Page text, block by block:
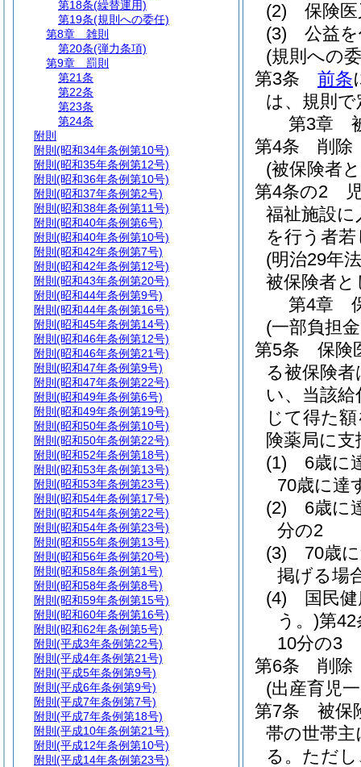
(2)
保険
(3)
公益
(規則への
第3条
前条
は、規則
第3章
第4条
削除
(被保険者
第4条の2
福祉施設に
を行う者
(明治29年
被保険者
第4章
(一部負担
第5条
保険
る被保険
い、当該
じて得た
険薬局に
(1)
6歳に
70歳に達
(2)
6歳に
分の2
(3)
70歳
掲げる場
(4)
国民
う。)第
10分の3
第6条
削除
(出産育児
第7条
被保
帯の世帯主
る。 ただ
第18条(繰替運用)
第19条(規則への委任)
第8章
雑則
第20条(弾力条項)
第9章
罰則
第21条
第22条
第23条
第24条
附則
附則 (昭和34年条例第10号)
附則 (昭和35年条例第12号)
附則 (昭和36年条例第10号)
附則 (昭和37年条例第2号)
附則 (昭和38年条例第11号)
附則 (昭和40年条例第6号)
附則 (昭和40年条例第10号)
附則 (昭和42年条例第7号)
附則 (昭和42年条例第12号)
附則 (昭和43年条例第20号)
附則 (昭和44年条例第9号)
附則 (昭和44年条例第16号)
附則 (昭和45年条例第14号)
附則 (昭和46年条例第12号)
附則 (昭和46年条例第21号)
附則 (昭和47年条例第9号)
附則 (昭和47年条例第22号)
附則 (昭和49年条例第6号)
附則 (昭和49年条例第19号)
附則 (昭和50年条例第10号)
附則 (昭和50年条例第22号)
附則 (昭和52年条例第18号)
附則 (昭和53年条例第13号)
附則 (昭和53年条例第23号)
附則 (昭和54年条例第17号)
附則 (昭和54年条例第22号)
附則 (昭和54年条例第23号)
附則 (昭和55年条例第13号)
附則 (昭和56年条例第20号)
附則 (昭和58年条例第1号)
附則 (昭和58年条例第8号)
附則 (昭和59年条例第15号)
附則 (昭和60年条例第16号)
附則 (昭和62年条例第5号)
附則 (平成3年条例第22号)
附則 (平成4年条例第21号)
附則 (平成5年条例第9号)
附則 (平成6年条例第9号)
附則 (平成7年条例第7号)
附則 (平成7年条例第18号)
附則 (平成10年条例第21号)
附則 (平成12年条例第10号)
附則 (平成14年条例第23号)